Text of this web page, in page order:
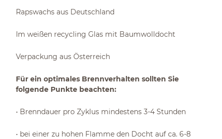
Rapswachs aus Deutschland
Im weißen recycling Glas mit Baumwolldocht
Verpackung aus Österreich
Für ein optimales Brennverhalten sollten Sie
folgende Punkte beachten:
• Brenndauer pro Zyklus mindestens 3-4 Stunden
• bei einer zu hohen Flamme den Docht auf ca. 6-8